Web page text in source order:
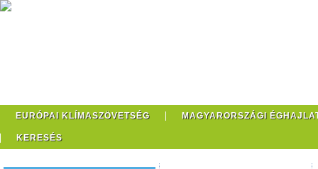
EURÓPAI KLÍMASZÖVETSÉG MAGYARORSZÁGI
KERESÉS